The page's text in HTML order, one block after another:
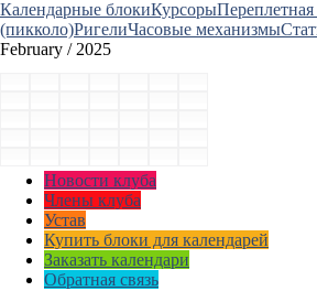
Календарные блокиКурсоры
(пикколо)РигелиЧасовые механизмы
February / 2025
Новости клуба
Члены клуба
Устав
Купить блоки для календарей
Заказать календари
Обратная связь